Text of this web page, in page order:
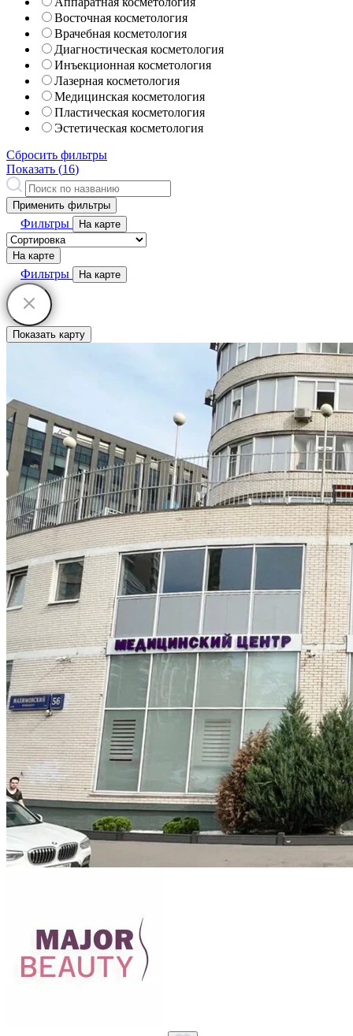
Восточная косметология
Врачебная косметология
Диагностическая косметология
Инъекционная косметология
Лазерная косметология
Медицинская косметология
Пластическая косметология
Эстетическая косметология
Сбросить фильтры
Показать (16)
Применить фильтры
Фильтры На карте
На карте
Фильтры На карте
Показать карту